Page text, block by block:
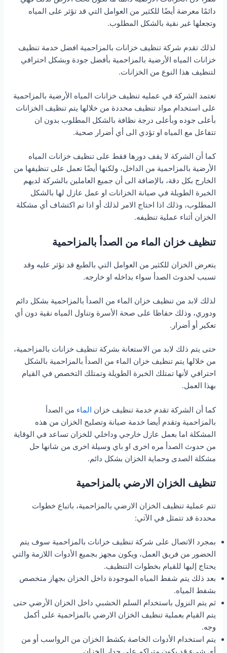
دائمًا معرضة أيضًا للكثير من العوامل التي قد تؤثر على المياه
وتجعلها غير نقية بالشكل المطلوب.
لذلك تقدم شركة تنظيف خزانات بالمزاحمية افضل خدمة تنظيف
خزانات المياه الأرضية بالمزاحمية بأفضل جودة وبشكل احترافي
لتنظيف هذا النوع من الخزانات.
تعتمد الشركة في عمليه تنظيف خزانات المياه الأرضية بالمزاحمية
على استخدام مواد تنظيف محددة من خلالها يتم تنظيف الخزانات
بأعلى جوده وبأعلى درجة نظافة بالشكل المطلوب بدون ان
تتفاعل مع المياه او تؤدي الى أي أضرار صحية.
كما أن الشركة لا يقف دورها فقط على تنظيف خزانات المياه
الأرضية بالمزاحمية من الداخل، ولكنها أيضًا تعمل على تنظيفها من
الخارج بكل دقة، بالإضافة الى أن جميع العاملين بالشركة لديهم
الخبرة الطويلة في صيانة الخزانات او عمل عازل لها بالشكل
المطلوب، وذلك اذا احتاج الامر لذلك أو اذا تم اكتشاف أي مشكلة
الخزان أثناء عملية تنظيفه.
تنظيف خزان الماء من الصدأ بالمزاحمية
يتعرض الخزان للكثير من العوامل التي بالطبع قد تؤثر عليه وقد
تسبب لحدوث الصدأ سواء بداخله او خارجه.
لذلك لابد من تنظيف خزان الماء من الصدأ بالمزاحمية بشكل دائم
ودوري، وذلك حفاظا على صحة الأسرة وتناول المياه نقية دون أي
تعكير أو أضرار.
حتى يتم ذلك لابد من الاستعانة بشركة تنظيف خزانات بالمزاحمية،
من خلالها يتم تنظيف خزان الماء من الصدأ بالمزاحمية بالشكل
احترافي لأنها تمتلك الخبرة الطويلة وتمتلك التخصص في القيام
بهذا العمل.
كما أن الشركة تقدم خدمة تنظيف خزان الماء من الصدأ
بالمزاحمية وتقدم أيضا خدمة صيانة وتصليح الخزان من هذه
المشكلة اما بعمل عازل خارجي وداخلي للخزان تساعد في الوقاية
من حدوث الصدأ مره اخرى او باي وسيلة اخرى من شانها حل
مشكلة الصدى وحماية الخزان بشكل دائم.
تنظيف الخزان الارضي بالمزاحمية
تتم عملية تنظيف الخزان الارضي بالمزاحمية، باتباع خطوات
محددة قد تتمثل في الآتي:
بمجرد الاتصال على شركة تنظيف خزانات بالمزاحمية سوف يتم
الحضور من فريق العمل، ويكون مجهز بجميع الأدوات اللازمة والتي
يحتاج إليها للقيام بخطوات التنظيف.
بعد ذلك يتم شفط المياه الموجودة داخل الخزان بجهاز متخصص
بشفط المياه.
ثم يتم النزول باستخدام السلم الخشبي داخل الخزان الأرضي حتى
يتم القيام بعملية تنظيف الخزان الارضي بالمزاحمية على أكمل
وجه.
يتم استخدام الأدوات الخاصة بكشط الخزان من الرواسب أو من